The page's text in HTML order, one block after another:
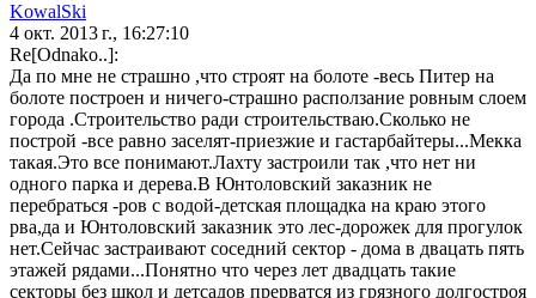
KowalSki
4 окт. 2013 г., 16:27:10
Re[Odnako..]:
Да по мне не страшно ,что строят на болоте -весь Питер на
болоте построен и ничего-страшно расползание ровным слоем
города .Строительство ради строительстваю.Сколько не
построй -все равно заселят-приезжие и гастарбайтеры...Мекка
такая.Это все понимают.Лахту застроили так ,что нет ни
одного парка и дерева.В Юнтоловский заказник не
перебраться -ров с водой-детская площадка на краю этого
рва,да и Юнтоловский заказник это лес-дорожек для прогулок
нет.Сейчас застраивают соседний сектор - дома в двацать пять
этажей рядами...Понятно что через лет двадцать такие
секторы без школ и детсадов прерватся из грязного долгостроя